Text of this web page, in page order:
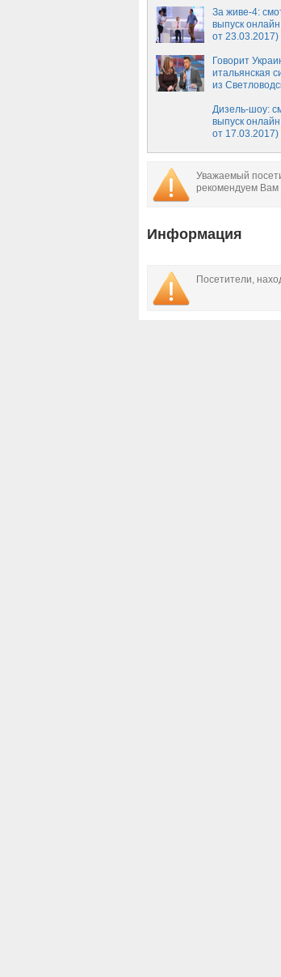
За живе-4:
выпуск
от 23.03.2017)
Говорит
итальянская
из
Дизель-шоу:
выпуск
от 17.03.2017)
Уважаемый
рекомендуем Вам
Информация
Посетители,